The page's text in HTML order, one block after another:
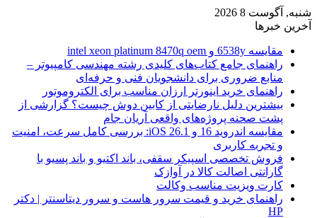
شنبه, آگوست 8 2026
آخرین خبرها
مقایسه 6538y و intel xeon platinum 8470q oem
راهنمای جامع کتاب‌های کلیدی رشته مهندسی کامپیوتر –
منابع ضروری برای دانشجویان فنی و حرفه‌ای
راهنمای خرید اینورتر ارزان مناسب برای الکتروموتور
بیشترین دلیل نارضایتی از کابین دوش چیست؟ گزارشی از
پشت صحنه پروژه‌های واقعی آریان جام
مقایسه اندروید 16 و iOS 26.1: بررسی کامل سرعت، امنیت
و تجربه کاربری
فروش تخصصی اسپیکر سقفی، باند اکتیو و باند پسیو با
گارانتی اصالت کالا در آوازک
کارت ویزیت مناسب وکالت
راهنمای خرید و قیمت سرور هاست و سرور دیتاسنتر | دکتر
HP